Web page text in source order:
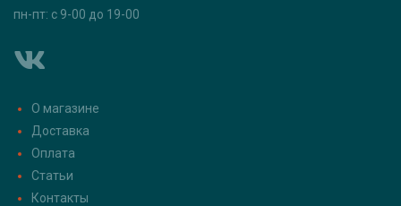
пн-пт: с 9-00 до 19-00
О магазине
Доставка
Оплата
Статьи
Контакты